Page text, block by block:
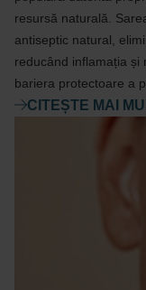
resursă naturală.
antiseptic natural,
reducând inflamația și
bariera protectoare a
CITEȘTE MAI